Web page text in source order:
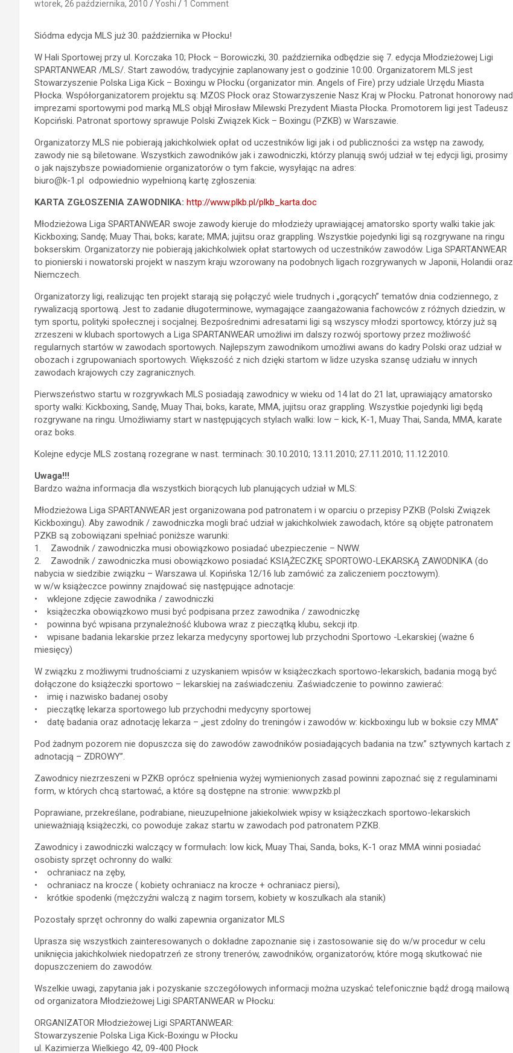
wtorek, 26 października, 2010 Yoshi 1 Comment
Siódma edycja MLS już 30. października w Płocku!
W Hali Sportowej przy ul. Korczaka 10; Płock – Borowiczki, 30. października odbędzie się 7. edycja Młodzieżowej Ligi
SPARTANWEAR /MLS/. Start zawodów, tradycyjnie zaplanowany jest o godzinie 10:00. Organizatorem MLS jest
Stowarzyszenie Polska Liga Kick – Boxingu w Płocku (organizator min. Angels of Fire) przy udziale Urzędu Miasta
Płocka. Współorganizatorem projektu są: MZOS Płock oraz Stowarzyszenie Nasz Kraj w Płocku. Patronat honorowy nad
imprezami sportowymi pod marką MLS objął Mirosław Milewski Prezydent Miasta Płocka. Promotorem ligi jest Tadeusz
Kopciński. Patronat sportowy sprawuje Polski Związek Kick – Boxingu (PZKB) w Warszawie.
Organizatorzy MLS nie pobierają jakichkolwiek opłat od uczestników ligi jak i od publiczności za wstęp na zawody,
zawody nie są biletowane. Wszystkich zawodników jak i zawodniczki, którzy planują swój udział w tej edycji ligi, prosimy
o jak najszybsze powiadomienie organizatorów o tym fakcie, wysyłając na adres:
biuro@k-1.pl odpowiednio wypełnioną kartę zgłoszenia:
KARTA ZGŁOSZENIA ZAWODNIKA: http://www.plkb.pl/plkb_karta.doc
Młodzieżowa Liga SPARTANWEAR swoje zawody kieruje do młodzieży uprawiającej amatorsko sporty walki takie jak:
Kickboxing; Sandę; Muay Thai, boks; karate; MMA; jujitsu oraz grappling. Wszystkie pojedynki ligi są rozgrywane na ringu
bokserskim. Organizatorzy nie pobierają jakichkolwiek opłat startowych od uczestników zawodów. Liga SPARTANWEAR
to pionierski i nowatorski projekt w naszym kraju wzorowany na podobnych ligach rozgrywanych w Japonii, Holandii oraz
Niemczech.
Organizatorzy ligi, realizując ten projekt starają się połączyć wiele trudnych i „gorących” tematów dnia codziennego, z
rywalizacją sportową. Jest to zadanie długoterminowe, wymagające zaangażowania fachowców z różnych dziedzin, w
tym sportu, polityki społecznej i socjalnej. Bezpośrednimi adresatami ligi są wszyscy młodzi sportowcy, którzy już są
zrzeszeni w klubach sportowych a Liga SPARTANWEAR umożliwi im dalszy rozwój sportowy przez możliwość
regularnych startów w zawodach sportowych. Najlepszym zawodnikom umożliwi awans do kadry Polski oraz udział w
obozach i zgrupowaniach sportowych. Większość z nich dzięki startom w lidze uzyska szansę udziału w innych
zawodach krajowych czy zagranicznych.
Pierwszeństwo startu w rozgrywkach MLS posiadają zawodnicy w wieku od 14 lat do 21 lat, uprawiający amatorsko
sporty walki: Kickboxing, Sandę, Muay Thai, boks, karate, MMA, jujitsu oraz grappling. Wszystkie pojedynki ligi będą
rozgrywane na ringu. Umożliwiamy start w następujących stylach walki: low – kick, K-1, Muay Thai, Sanda, MMA, karate
oraz boks.
Kolejne edycje MLS zostaną rozegrane w nast. terminach: 30.10.2010; 13.11.2010; 27.11.2010; 11.12.2010.
Uwaga!!!
Bardzo ważna informacja dla wszystkich biorących lub planujących udział w MLS:
Młodzieżowa Liga SPARTANWEAR jest organizowana pod patronatem i w oparciu o przepisy PZKB (Polski Związek
Kickboxingu). Aby zawodnik / zawodniczka mogli brać udział w jakichkolwiek zawodach, które są objęte patronatem
PZKB są zobowiązani spełniać poniższe warunki:
1. Zawodnik / zawodniczka musi obowiązkowo posiadać ubezpieczenie – NWW.
2. Zawodnik / zawodniczka musi obowiązkowo posiadać KSIĄŻECZKĘ SPORTOWO-LEKARSKĄ ZAWODNIKA (do
nabycia w siedzibie związku – Warszawa ul. Kopińska 12/16 lub zamówić za zaliczeniem pocztowym).
w w/w książeczce powinny znajdować się następujące adnotacje:
• wklejone zdjęcie zawodnika / zawodniczki
• książeczka obowiązkowo musi być podpisana przez zawodnika / zawodniczkę
• powinna być wpisana przynależność klubowa wraz z pieczątką klubu, sekcji itp.
• wpisane badania lekarskie przez lekarza medycyny sportowej lub przychodni Sportowo -Lekarskiej (ważne 6
miesięcy)
W związku z możliwymi trudnościami z uzyskaniem wpisów w książeczkach sportowo-lekarskich, badania mogą być
dołączone do książeczki sportowo – lekarskiej na zaświadczeniu. Zaświadczenie to powinno zawierać:
• imię i nazwisko badanej osoby
• pieczątkę lekarza sportowego lub przychodni medycyny sportowej
• datę badania oraz adnotację lekarza – „jest zdolny do treningów i zawodów w: kickboxingu lub w boksie czy MMA”
Pod żadnym pozorem nie dopuszcza się do zawodów zawodników posiadających badania na tzw.” sztywnych kartach z
adnotacją – ZDROWY”.
Zawodnicy niezrzeszeni w PZKB oprócz spełnienia wyżej wymienionych zasad powinni zapoznać się z regulaminami
form, w których chcą startować, a które są dostępne na stronie: www.pzkb.pl
Poprawiane, przekreślane, podrabiane, nieuzupełnione jakiekolwiek wpisy w książeczkach sportowo-lekarskich
unieważniają książeczki, co powoduje zakaz startu w zawodach pod patronatem PZKB.
Zawodnicy i zawodniczki walczący w formułach: low kick, Muay Thai, Sanda, boks, K-1 oraz MMA winni posiadać
osobisty sprzęt ochronny do walki:
• ochraniacz na zęby,
• ochraniacz na krocze ( kobiety ochraniacz na krocze + ochraniacz piersi),
• krótkie spodenki (mężczyźni walczą z nagim torsem, kobiety w koszulkach ala stanik)
Pozostały sprzęt ochronny do walki zapewnia organizator MLS
Uprasza się wszystkich zainteresowanych o dokładne zapoznanie się i zastosowanie się do w/w procedur w celu
uniknięcia jakichkolwiek niedopatrzeń ze strony trenerów, zawodników, organizatorów, które mogą skutkować nie
dopuszczeniem do zawodów.
Wszelkie uwagi, zapytania jak i pozyskanie szczegółowych informacji można uzyskać telefonicznie bądź drogą mailową
od organizatora Młodzieżowej Ligi SPARTANWEAR w Płocku:
ORGANIZATOR Młodzieżowej Ligi SPARTANWEAR:
Stowarzyszenie Polska Liga Kick-Boxingu w Płocku
ul. Kazimierza Wielkiego 42, 09-400 Płock